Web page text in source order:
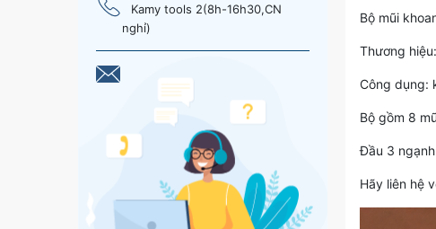
Bộ mũi
Thương
Công dụng:
Bộ gồm 8
Đầu 3
Hãy liên hệ
Kamy tools 2(8h-16h30,CN
nghỉ)